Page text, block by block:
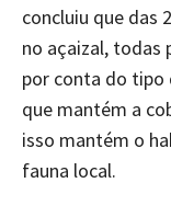
concluiu que das
no açaizal, todas
por conta do tipo
que mantém a
isso mantém o
fauna local.